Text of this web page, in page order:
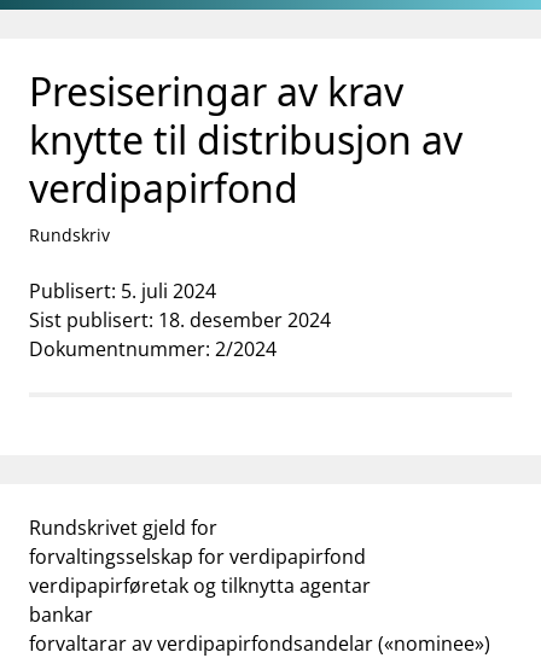
Gå til hovedinnhold
Gå til søkesiden
Presiseringar av krav
knytte til distribusjon av
verdipapirfond
Rundskriv
Publisert: 5. juli 2024
Sist publisert: 18. desember 2024
Dokumentnummer: 2/2024
Rundskrivet gjeld for
forvaltingsselskap for verdipapirfond
verdipapirføretak og tilknytta agentar
bankar
forvaltarar av verdipapirfondsandelar («nominee»)